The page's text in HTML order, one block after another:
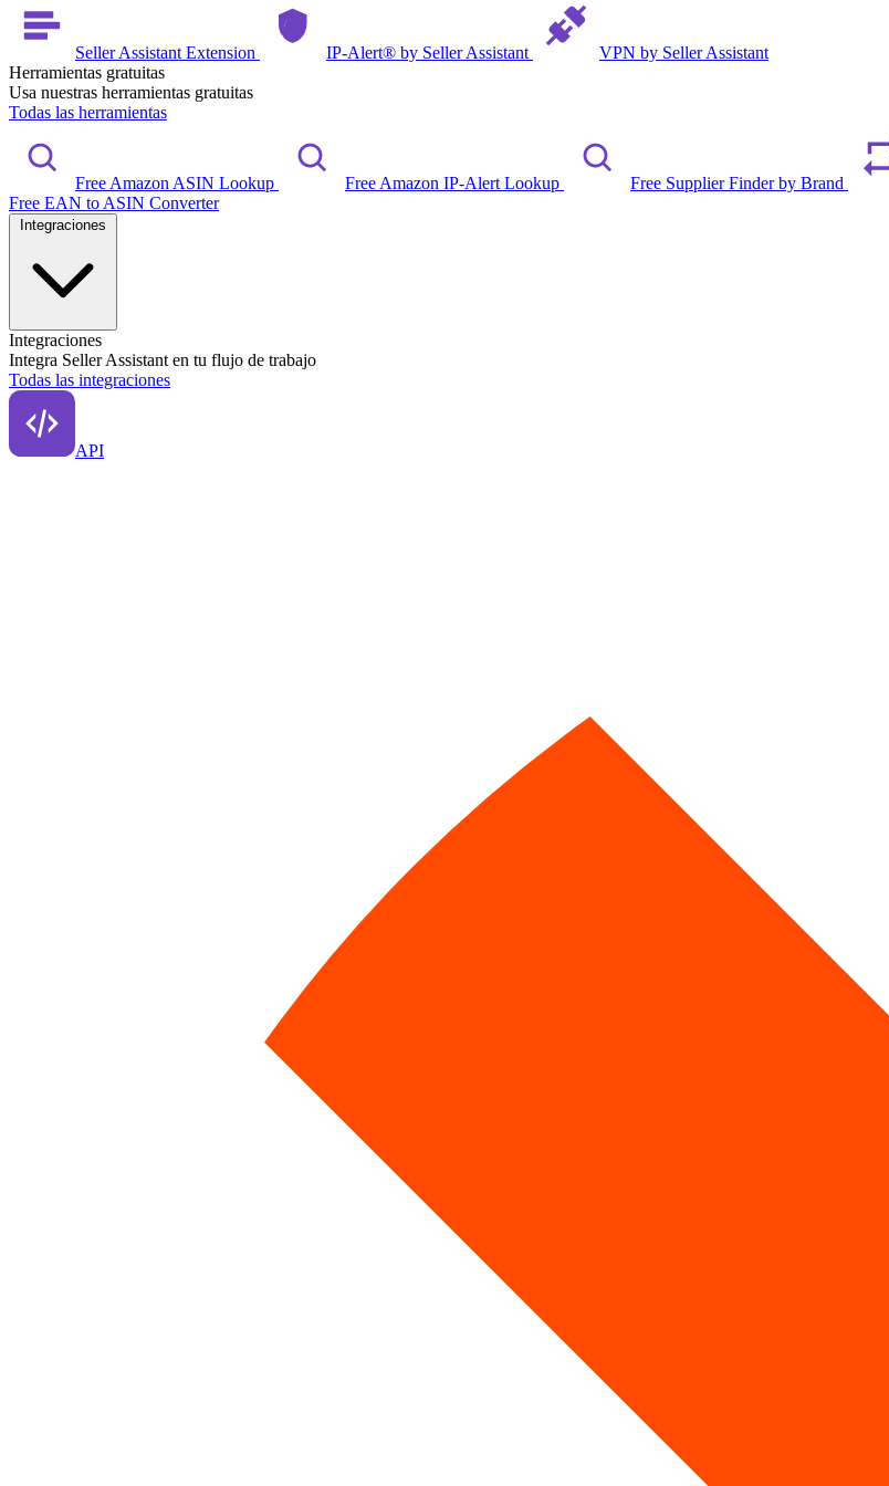
Seller Assistant Extension IP-Alert® by Seller Assistant
VPN by Seller Assistant
Herramientas gratuitas
Usa nuestras herramientas gratuitas
Todas las herramientas
Free Amazon ASIN Lookup Free Amazon IP-Alert Lookup Free Supplier Finder by Brand
Free EAN to ASIN Converter
Integraciones
Integra Seller Assistant en tu flujo de trabajo
Todas las integraciones
API